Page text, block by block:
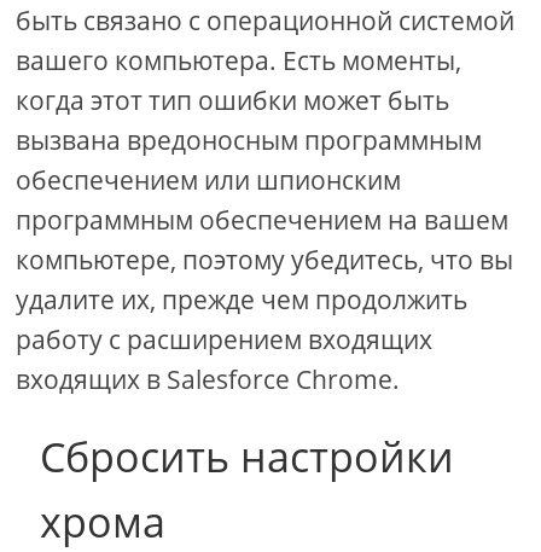
быть связано с операционной системой
вашего компьютера. Есть моменты,
когда этот тип ошибки может быть
вызвана вредоносным программным
обеспечением или шпионским
программным обеспечением на вашем
компьютере, поэтому убедитесь, что вы
удалите их, прежде чем продолжить
работу с расширением входящих
входящих в Salesforce Chrome.
Сбросить настройки
хрома